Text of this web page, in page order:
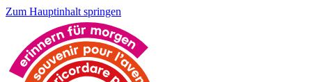
Zum Hauptinhalt springen